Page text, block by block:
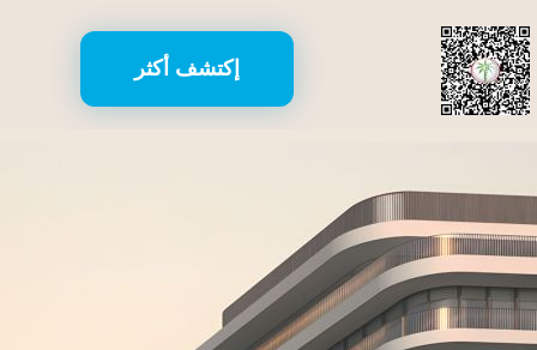
إكتشف أكثر